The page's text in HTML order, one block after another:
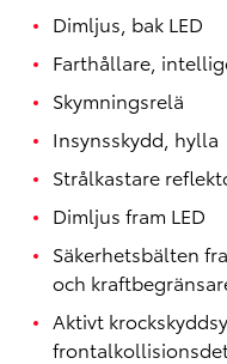
Dimljus, bak LED
Farthållare,
Skymningsrelä
Insynsskydd, hylla
Strålkastare
Dimljus fram LED
Säkerhetsbälten
och
Aktivt